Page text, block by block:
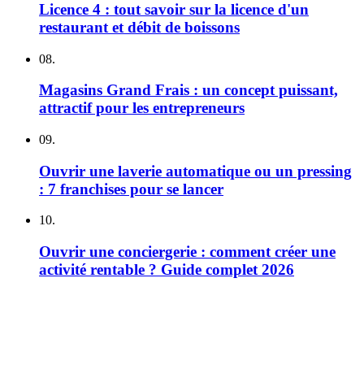
Licence 4 : tout savoir sur la licence d'un
restaurant et débit de boissons
08.
Magasins Grand Frais : un concept puissant,
attractif pour les entrepreneurs
09.
Ouvrir une laverie automatique ou un pressing
: 7 franchises pour se lancer
10.
Ouvrir une conciergerie : comment créer une
activité rentable ? Guide complet 2026